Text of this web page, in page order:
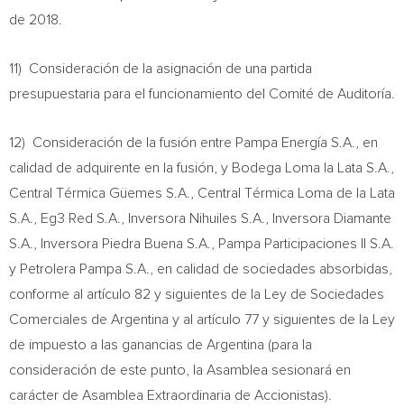
de 2018.
11) Consideración de la asignación de una partida
presupuestaria para el funcionamiento del Comité de Auditoría.
12) Consideración de la fusión entre Pampa Energía S.A., en
calidad de adquirente en la fusión, y Bodega Loma la Lata S.A.,
Central Térmica Güemes S.A., Central Térmica Loma de la Lata
S.A., Eg3 Red S.A., Inversora Nihuiles S.A., Inversora Diamante
S.A., Inversora Piedra Buena S.A., Pampa Participaciones II S.A.
y Petrolera Pampa S.A., en calidad de sociedades absorbidas,
conforme al artículo 82 y siguientes de la Ley de Sociedades
Comerciales de Argentina y al artículo 77 y siguientes de la Ley
de impuesto a las ganancias de Argentina (para la
consideración de este punto, la Asamblea sesionará en
carácter de Asamblea Extraordinaria de Accionistas).